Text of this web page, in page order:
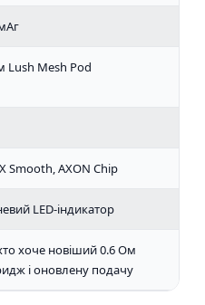
Lush Mesh Pod
Smooth, AXON Chip
LED-індикатор
хоче новіший 0.6 Ом
і оновлену подачу